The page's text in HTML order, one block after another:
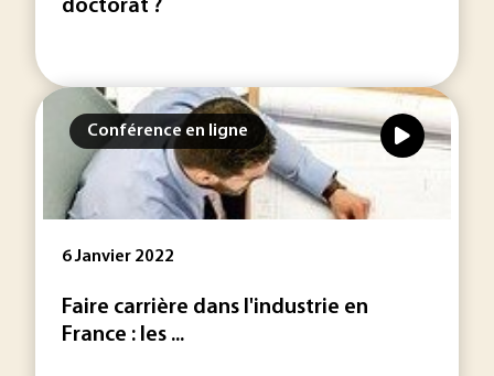
doctorat ?
Conférence en ligne
6 Janvier 2022
Faire carrière dans l'industrie en
France : les ...